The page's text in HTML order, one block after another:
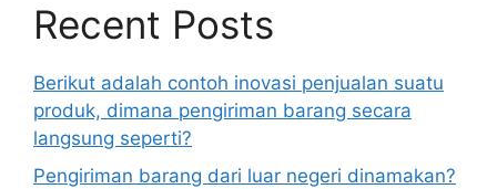
Recent Posts
Berikut adalah contoh inovasi penjualan suatu
produk, dimana pengiriman barang secara
langsung seperti?
Pengiriman barang dari luar negeri dinamakan?